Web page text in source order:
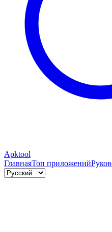
Apktool
ГлавнаяТоп приложений